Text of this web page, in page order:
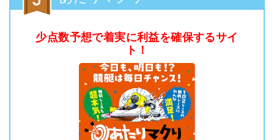
少点数予想で着実に利益を確保するサイ
ト！